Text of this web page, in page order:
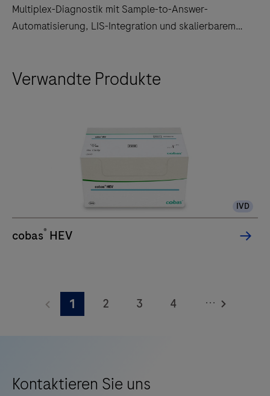
Multiplex-Diagnostik mit Sample-to-Answer-
Automatisierung, LIS-Integration und skalierbarem
cobas®
Sample-
Verwandte Produkte
IVD
cobas® HEV
1 2 3
4
13
14
...
Kontaktieren Sie uns